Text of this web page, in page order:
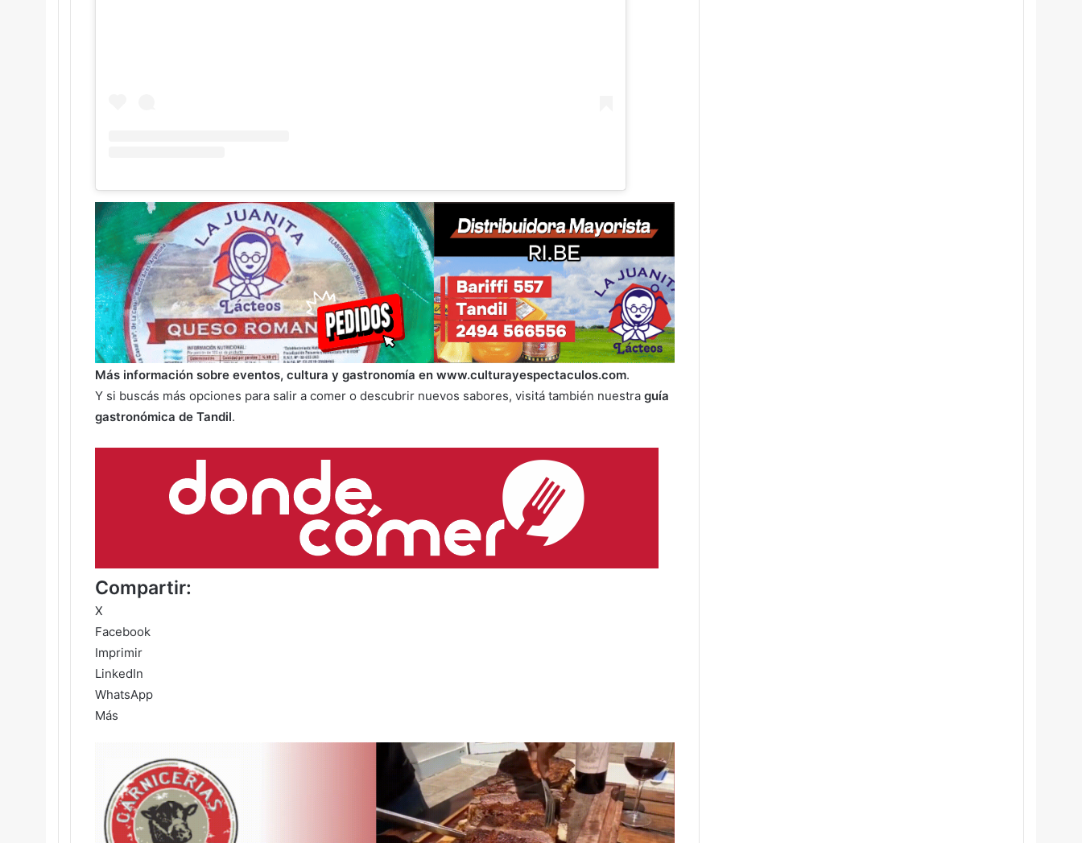
Más información sobre eventos, cultura y gastronomía en www.culturayespectaculos.com.
Y si buscás más opciones para salir a comer o descubrir nuevos sabores, visitá también nuestra guía
gastronómica de Tandil.
Compartir:
X
Facebook
Imprimir
LinkedIn
WhatsApp
Más